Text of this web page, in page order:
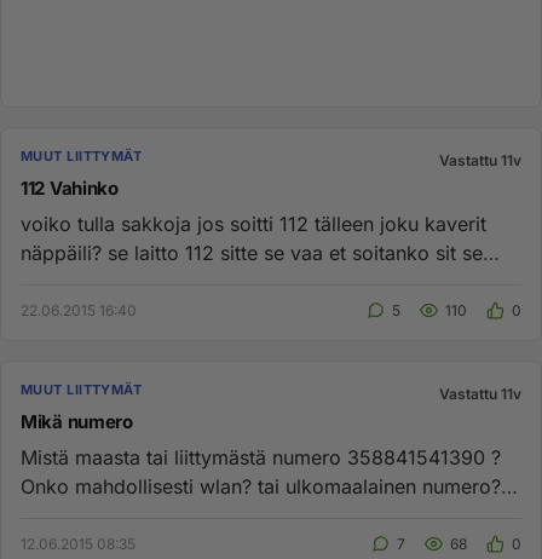
MUUT LIITTYMÄT Vastattu 11v
112 Vahinko
voiko tulla sakkoja jos soitti 112 tälleen joku kaverit
näppäili? se laitto 112 sitte se vaa et soitanko sit se
22.06.2015 16:40 5 110 0
MUUT LIITTYMÄT Vastattu 11v
Mikä numero
Mistä maasta tai liittymästä numero 358841541390 ?
Onko mahdollisesti wlan? tai ulkomaalainen numero?
12.06.2015 08:35 7 68 0